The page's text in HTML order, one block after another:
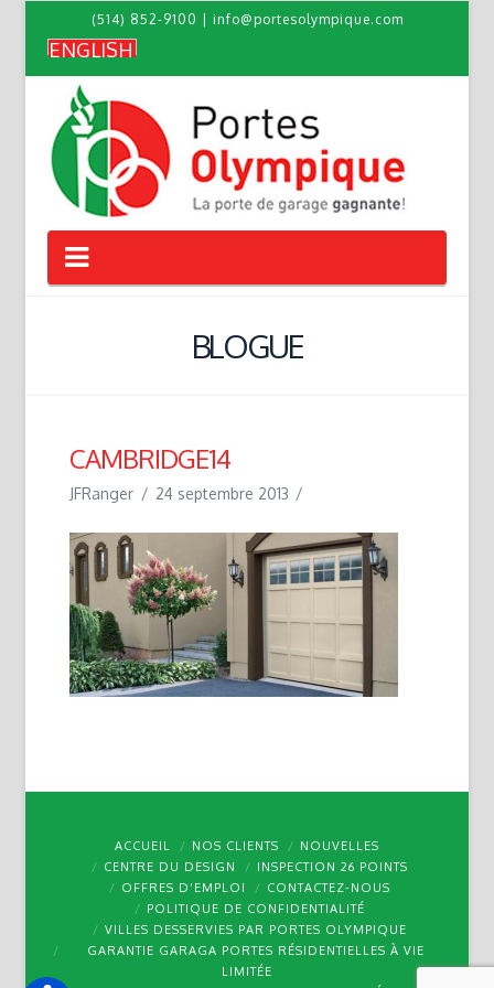
(514) 852-9100 info@portesolympique.com
ENGLISH
Navigation
BLOGUE
CAMBRIDGE14
JFRanger 24 septembre 2013
ACCUEIL NOS CLIENTS
NOUVELLES
CENTRE DU DESIGN
INSPECTION 26 POINTS
OFFRES D’EMPLOI
CONTACTEZ-NOUS
POLITIQUE DE CONFIDENTIALITÉ
VILLES DESSERVIES PAR PORTES OLYMPIQUE
GARANTIE GARAGA PORTES RÉSIDENTIELLES À VIE
LIMITÉE